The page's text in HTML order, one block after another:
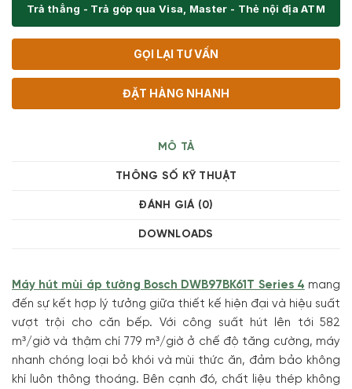
Trả thẳng - Trả góp qua Visa, Master - Thẻ nội địa ATM
GỌI LẠI TƯ VẤN
ĐẶT HÀNG NHANH
MÔ TẢ
THÔNG SỐ KỸ THUẬT
ĐÁNH GIÁ (0)
DOWNLOADS
Máy hút mùi áp tường Bosch DWB97BK61T Series 4 mang
đến sự kết hợp lý tưởng giữa thiết kế hiện đại và hiệu suất
vượt trội cho căn bếp. Với công suất hút lên tới 582
m³/giờ và thậm chí 779 m³/giờ ở chế độ tăng cường, máy
nhanh chóng loại bỏ khói và mùi thức ăn, đảm bảo không
khí luôn thông thoáng. Bên cạnh đó, chất liệu thép không